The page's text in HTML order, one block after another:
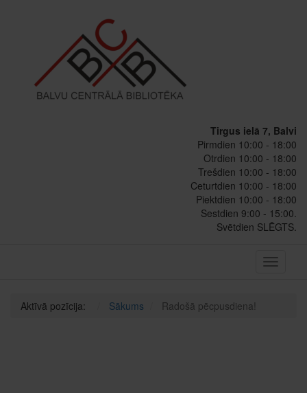
Tirgus ielā 7, Balvi
Pirmdien 10:00 - 18:00
Otrdien 10:00 - 18:00
Trešdien 10:00 - 18:00
Ceturtdien 10:00 - 18:00
Piektdien 10:00 - 18:00
Sestdien 9:00 - 15:00.
Svētdien SLĒGTS.
Toggle
Aktīvā pozīcija: Sākums Radošā pēcpusdiena!